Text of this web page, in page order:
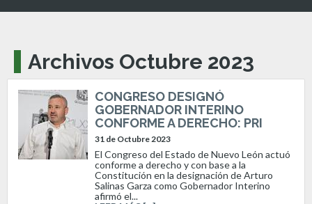
Archivos Octubre 2023
CONGRESO DESIGNÓ
GOBERNADOR INTERINO
CONFORME A DERECHO: PRI
31 de Octubre 2023
El Congreso del Estado de Nuevo León actuó
conforme a derecho y con base a la
Constitución en la designación de Arturo
Salinas Garza como Gobernador Interino
afirmó el...